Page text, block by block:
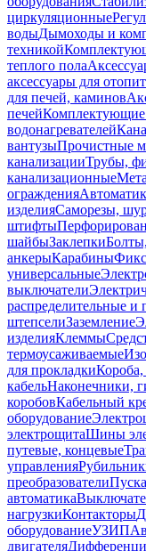
циркуляционные
водыДымоходы и
техникой
теплого пола
аксессуары для
для печей, каминов
печейКомплектующие
водонагревателей
вантузыПрочистные
канализацииТрубы,
канализационные
ограждения
изделияСаморезы,
штифты
шайбыЗаклепки
анкерыКарабины
универсальные
выключатели
распределительные и
штепселиЗаземление
изделияКлеммы
термоусаживаемые
для прокладкиКороба,
кабельНаконечники,
коробовКабельный
оборудование
электрощитаШины
путевые, концевые
управления
преобразователи
автоматика
нагрузкиКонтакторы
оборудованиеУЗИП
двигателя